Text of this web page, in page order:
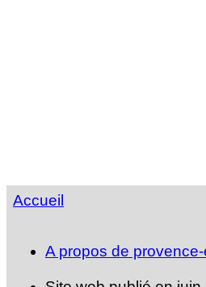
Accueil
A propos de